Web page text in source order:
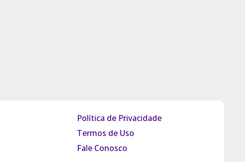
Política de Privacidade
Termos de Uso
Fale Conosco